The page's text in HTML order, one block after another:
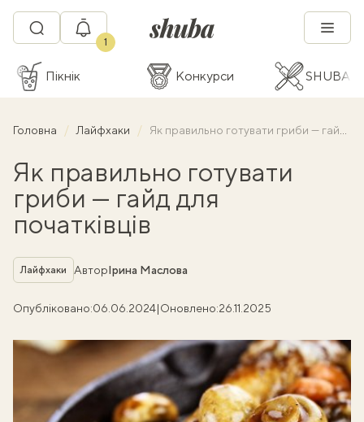
1
Пікнік Конкурси SHUBA
Головна Лайфхаки Як правильно готувати гриби — гайд для початківців
Як правильно готувати
гриби — гайд для
початківців
Рубрика
Лайфхаки АвторІрина Маслова
Опубліковано:06.06.2024|Оновлено:26.11.2025